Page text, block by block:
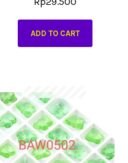
ADD TO CART